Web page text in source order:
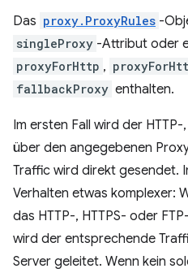
Das proxy.ProxyRules -
singleProxy -Attribut oder
proxyForHttp ,
fallbackProxy enthalten.
Im ersten Fall wird der
über den angegebenen
Traffic wird direkt gesendet.
Verhalten etwas komplexer:
das HTTP-, HTTPS- oder
wird der entsprechende
Server geleitet. Wenn kein